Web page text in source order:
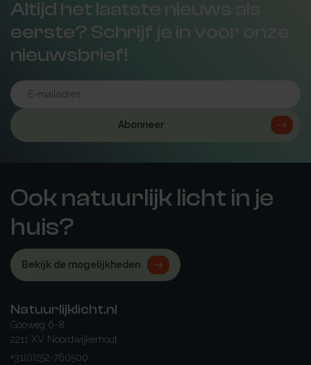
Altijd het laatste nieuws als
eerste? Schrijf je in voor onze
nieuwsbrief!
Abonneer
Ook natuurlijk licht in je
huis?
Bekijk de mogelijkheden
Natuurlijklicht.nl
Gooweg 6-8
2211 XV Noordwijkerhout
+31(0)252-760500